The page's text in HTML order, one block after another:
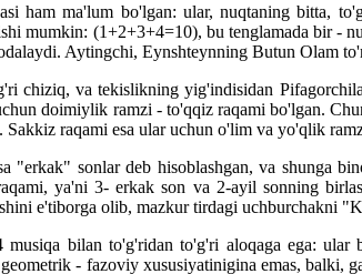
ham ma'lum bo'lgan: ular, nuqtaning
mumkin: (1+2+3+4=10), bu tenglamada bir
Aytingchi, Eynshteynning Butun Olam
chiziq, va tekislikning yig'indisidan
doimiylik ramzi - to'qqiz raqami bo'lgan.
raqami esa ular uchun o'lim va yo'qlik
sonlar deb hisoblashgan, va shunga
ya'ni 3- erkak son va 2-ayil sonning
e'tiborga olib, mazkur tirdagi uchburchakni
bilan to'g'ridan to'g'ri aloqaga ega:
- fazoviy xususiyatinigina emas,